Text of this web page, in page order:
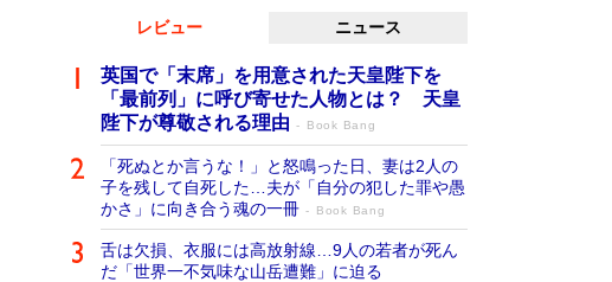
レビュー ニュース
英国で「末席」を用意された天皇陛下を
「最前列」に呼び寄せた人物とは？ 天皇
陛下が尊敬される理由
Book Bang
「死ぬとか言うな！」と怒鳴った日、妻は2人の
子を残して自死した…夫が「自分の犯した罪や愚
かさ」に向き合う魂の一冊
Book Bang
舌は欠損、衣服には高放射線…9人の若者が死ん
だ「世界一不気味な山岳遭難」に迫る